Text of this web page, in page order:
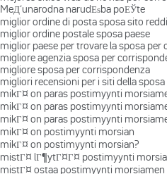
MeД‘unarodna narudЕѕba poЕЎte
miglior ordine di posta sposa sito
miglior ordine postale sposa paese
miglior paese per trovare la sposa per
migliore agenzia sposa per
migliore sposa per corrispondenza
migliori recensioni per i siti della sposa
mikГ¤ on paras postimyynti
mikГ¤ on paras postimyynti
mikГ¤ on paras postimyynti
mikГ¤ on postimyynti morsian
mikГ¤ on postimyynti morsian?
mistГ¤ lГ¶ytГ¤Г¤ postimyynti
mistГ¤ ostaa postimyynti morsiamen